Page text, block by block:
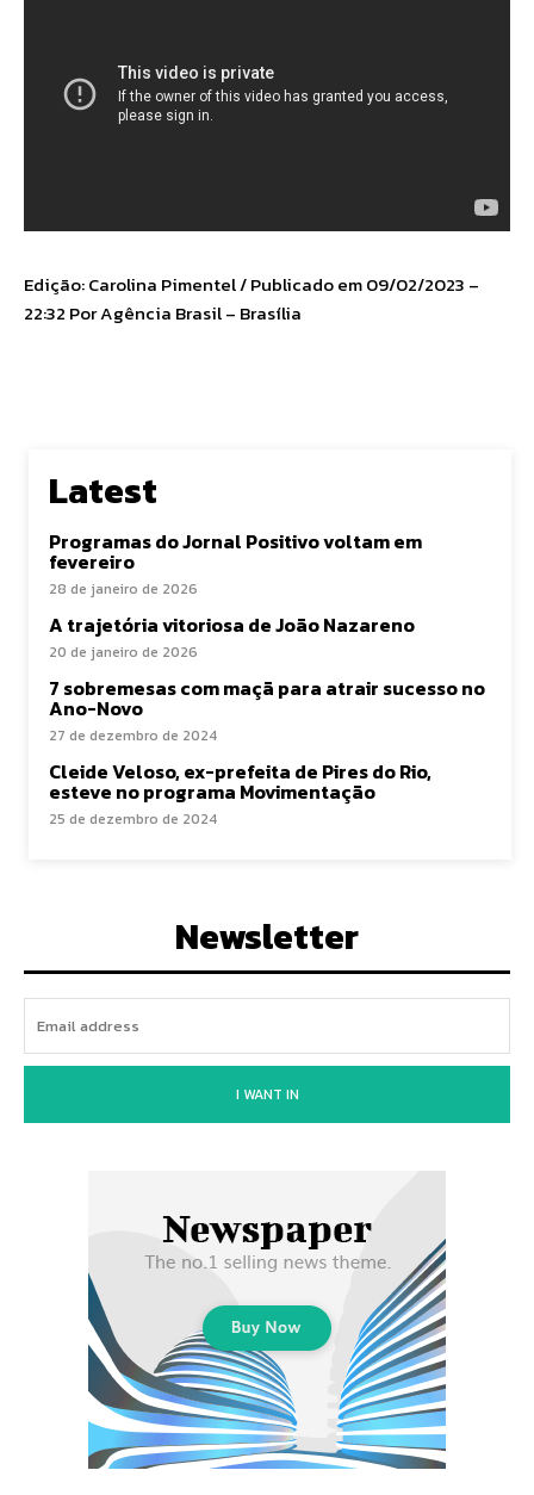
Edição: Carolina Pimentel / Publicado em 09/02/2023 –
22:32 Por Agência Brasil – Brasília
Latest
Programas do Jornal Positivo voltam em
fevereiro
28 de janeiro de 2026
A trajetória vitoriosa de João Nazareno
20 de janeiro de 2026
7 sobremesas com maçã para atrair sucesso no
Ano-Novo
27 de dezembro de 2024
Cleide Veloso, ex-prefeita de Pires do Rio,
esteve no programa Movimentação
25 de dezembro de 2024
Newsletter
I WANT IN